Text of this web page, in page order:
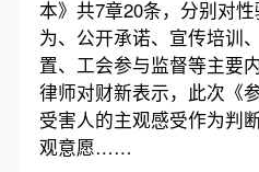
本》共7章20条，分别对
为、公开承诺、宣传培训
置、工会参与监督等主要
律师对财新表示，此次《
受害人的主观感受作为判
观意愿……